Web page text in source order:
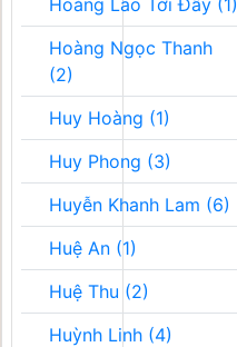
Hoàng Lão Tới Đây (1)
Hoàng Ngọc Thanh
(2)
Huy Hoàng (1)
Huy Phong (3)
Huyễn Khanh Lam (6)
Huệ An (1)
Huệ Thu (2)
Huỳnh Linh (4)